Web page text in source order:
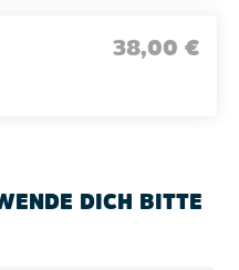
DICH BITTE
38,00 €